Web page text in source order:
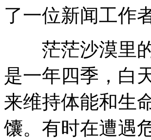
了一位新闻工作
茫茫沙漠里的
是一年四季，白
来维持体能和生
馕。有时在遭遇